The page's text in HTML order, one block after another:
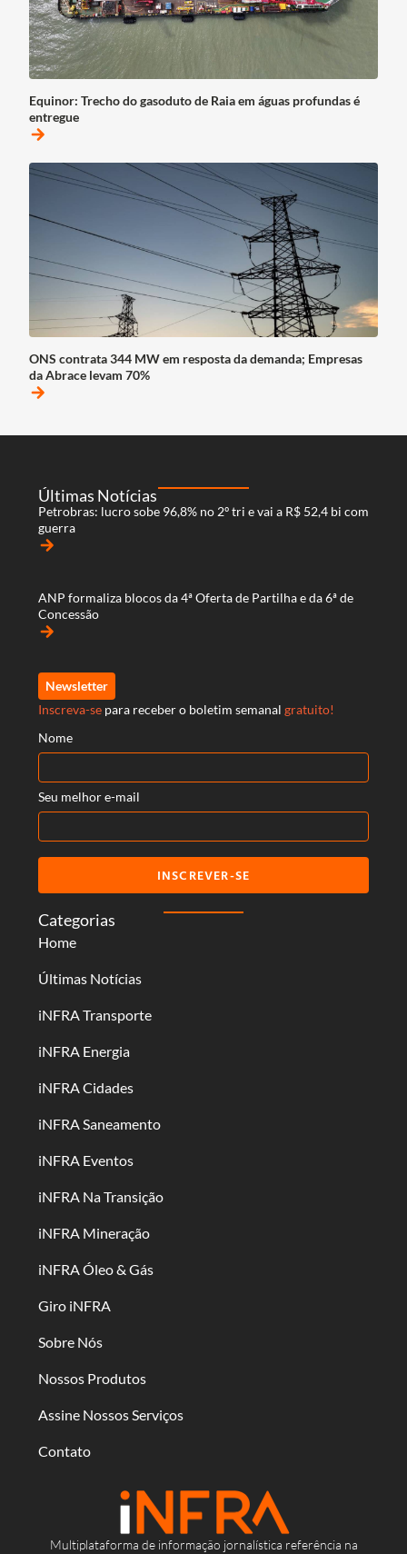
Equinor: Trecho do gasoduto de Raia em águas profundas é
entregue
arrow_forward
ONS contrata 344 MW em resposta da demanda; Empresas
da Abrace levam 70%
arrow_forward
Multiplataforma de informação jornalística referência na
Categorias
Home
Últimas Notícias
iNFRA Transporte
iNFRA Energia
iNFRA Cidades
iNFRA Saneamento
iNFRA Eventos
iNFRA Na Transição
iNFRA Mineração
iNFRA Óleo & Gás
Giro iNFRA
Sobre Nós
Nossos Produtos
Assine Nossos Serviços
Contato
Últimas Notícias
Petrobras: lucro sobe 96,8% no 2º tri e vai a R$ 52,4 bi com
guerra
arrow_forward
ANP formaliza blocos da 4ª Oferta de Partilha e da 6ª de
Concessão
arrow_forward
Newsletter
Inscreva-se para receber o boletim semanal gratuito!
Nome
Seu melhor e-mail
INSCREVER-SE